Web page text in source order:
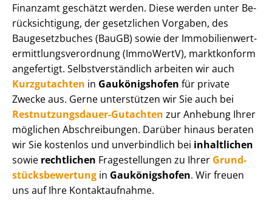
Finanzamt geschätzt werden. Diese werden unter Be­
rück­sich­ti­gung, der gesetzlichen Vorgaben, des
Baugesetzbuches (BauGB) sowie der Im­mo­bi­li­en­wert­
ermitt­lungs­ver­ord­nung (ImmoWertV), marktkonform
angefertigt. Selbst­ver­ständ­lich arbeiten wir auch
Kurzgutachten in Gaukönigshofen für private
Zwecke aus. Gerne unterstützen wir Sie auch bei
Rest­nut­zungs­dau­er-Gutachten zur Anhebung Ihrer
möglichen Abschreibungen. Darüber hinaus beraten
wir Sie kostenlos und unverbindlich bei inhaltlichen
sowie rechtlichen Fragestellungen zu Ihrer Grund­
stücks­be­wer­tung in Gaukönigshofen. Wir freuen
uns auf Ihre Kontaktaufnahme.